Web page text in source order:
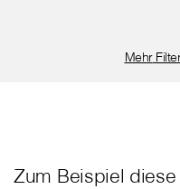
Zum Beispiel